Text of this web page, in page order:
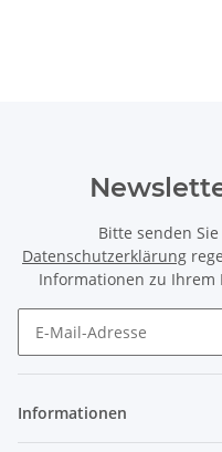
Bitte senden
Datenschutzerklärung
Informationen zu Ihrem
Informationen